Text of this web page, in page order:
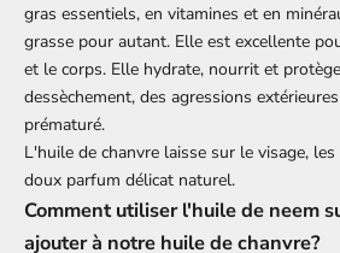
gras essentiels, en vitamines et en
grasse pour autant. Elle est excellente
et le corps. Elle hydrate, nourrit et
dessèchement, des agressions
prématuré.
L'huile de chanvre laisse sur le visage,
doux parfum délicat naturel.
Comment utiliser l'huile de neem
ajouter à notre huile de chanvre?